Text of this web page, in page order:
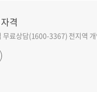
격
무료상담(1600-3367) 전지역